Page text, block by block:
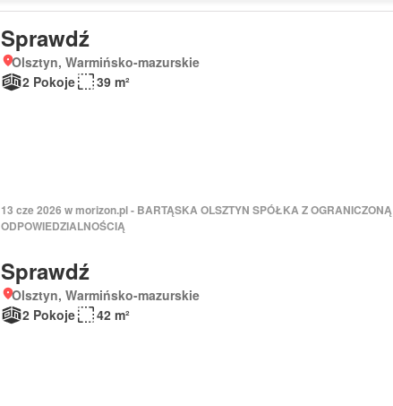
Sprawdź
Olsztyn, Warmińsko-mazurskie
2 Pokoje
39 m²
13 cze 2026 w morizon.pl - BARTĄSKA OLSZTYN SPÓŁKA Z OGRANICZONĄ
ODPOWIEDZIALNOŚCIĄ
Sprawdź
Olsztyn, Warmińsko-mazurskie
2 Pokoje
42 m²